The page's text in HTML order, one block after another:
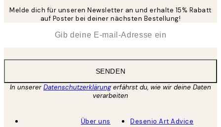
Melde dich für unseren Newsletter an und erhalte 15% Rabatt
auf Poster bei deiner nächsten Bestellung!
SENDEN
In unsererDatenschutzerklärungerfährst du, wie wir deine Daten
verarbeiten
Über uns
Desenio Art Advice